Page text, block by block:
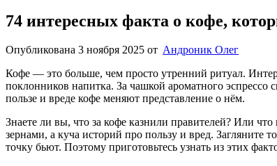
74 интересных факта о кофе,
Опубликована 3 ноября 2025 от Андроник Олег
Кофе — это больше, чем просто утренний ритуал.
поклонников напитка. За чашкой ароматного
пользе и вреде кофе меняют представление о нём.
Знаете ли вы, что за кофе казнили правителей? Или
зернами, а куча историй про пользу и вред. Загляните
точку бьют. Поэтому приготовьтесь узнать из этих